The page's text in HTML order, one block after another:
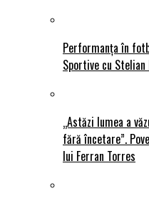
Performanța în
Sportive cu
„Astăzi lumea a
fără încetare”.
lui Ferran Torres